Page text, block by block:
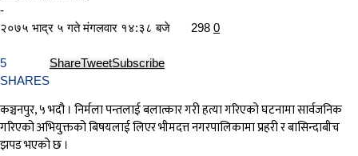
-
२०७५ भाद्र ५ गते मंगलवार १४:३८ बजे
298 0
5
SHARES
ShareTweetSubscribe
कञ्चनपुर, ५ भदौ । निर्मला पन्तलाई बलात्कार गरी हत्या गरिएको घटनामा सार्वजनिक
गरिएको अभियुक्तको बिषयलाई लिएर भीमदत्त नगरपालिकामा प्रहरी र बासिन्दाबीच
झपड भएको छ ।